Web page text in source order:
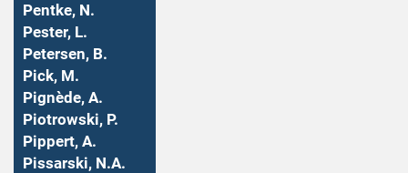
Pentke, N.
Pester, L.
Petersen, B.
Pick, M.
Pignède, A.
Piotrowski, P.
Pippert, A.
Pissarski, N.A.